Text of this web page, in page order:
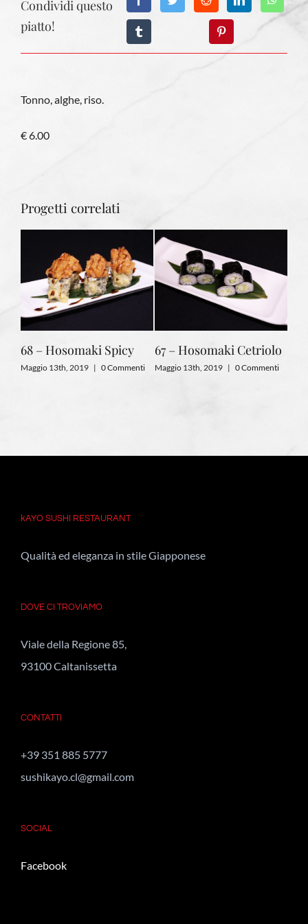
Condividi questo
piatto!
Tonno, alghe, riso.
€ 6.00
Progetti correlati
68 – Hosomaki Spicy
Maggio 13th, 2019 | 0 Commenti
67 – Hosomaki Cetriolo
Maggio 13th, 2019 | 0 Commenti
kAYO SUSHI RESTAURANT
Qualità ed eleganza in stile Giapponese
DOVE CI TROVIAMO
Viale della Regione 85,
93100 Caltanissetta
CONTATTI
+39 351 885 5777
sushikayo.cl@gmail.com
SOCIAL
Facebook